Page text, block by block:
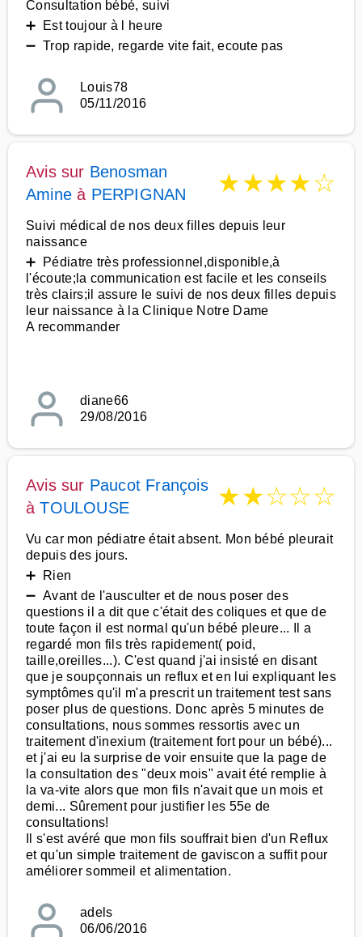
Consultation bébé, suivi
➕ Est toujour à l heure
➖ Trop rapide, regarde vite fait, ecoute pas
Louis78
05/11/2016
Avis sur Benosman
Amine à PERPIGNAN ★★★★☆
Suivi médical de nos deux filles depuis leur
naissance
➕ Pédiatre très professionnel,disponible,à
l'écoute;la communication est facile et les conseils
très clairs;il assure le suivi de nos deux filles depuis
leur naissance à la Clinique Notre Dame
A recommander
diane66
29/08/2016
Avis sur Paucot François
àTOULOUSE ★★☆☆☆
Vu car mon pédiatre était absent. Mon bébé pleurait
depuis des jours.
➕ Rien
➖ Avant de l'ausculter et de nous poser des
questions il a dit que c'était des coliques et que de
toute façon il est normal qu'un bébé pleure... Il a
regardé mon fils très rapidement( poid,
taille,oreilles...). C'est quand j'ai insisté en disant
que je soupçonnais un reflux et en lui expliquant les
symptômes qu'il m'a prescrit un traitement test sans
poser plus de questions. Donc après 5 minutes de
consultations, nous sommes ressortis avec un
traitement d'inexium (traitement fort pour un bébé)...
et j'ai eu la surprise de voir ensuite que la page de
la consultation des "deux mois" avait été remplie à
la va-vite alors que mon fils n'avait que un mois et
demi... Sûrement pour justifier les 55e de
consultations!
Il s'est avéré que mon fils souffrait bien d'un Reflux
et qu'un simple traitement de gaviscon a suffit pour
améliorer sommeil et alimentation.
adels
06/06/2016